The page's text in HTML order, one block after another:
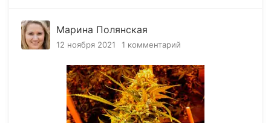
Марина Полянская
12 ноября 2021 1 комментарий